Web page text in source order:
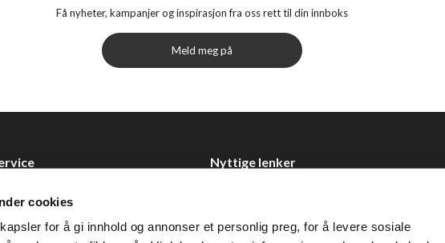
cookies
for å gi innhold og annonser et personlig preg, for å levere sosiale
Få nyheter, kampanjer og inspirasjon fra oss rett til din innboks
Meld meg på
Nyttige lenker
Åpenhetsloven